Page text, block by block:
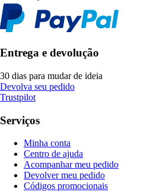
Entrega e devolução
30 dias para mudar de ideia
Devolva seu pedido
Trustpilot
Serviços
Minha conta
Centro de ajuda
Acompanhar meu pedido
Devolver meu pedido
Códigos promocionais